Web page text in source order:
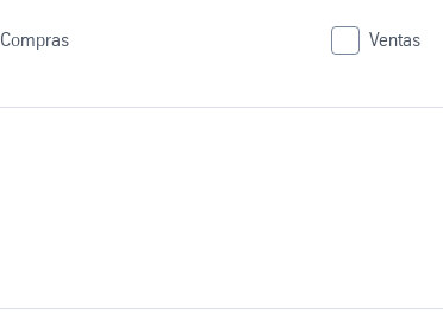
Compras Ventas